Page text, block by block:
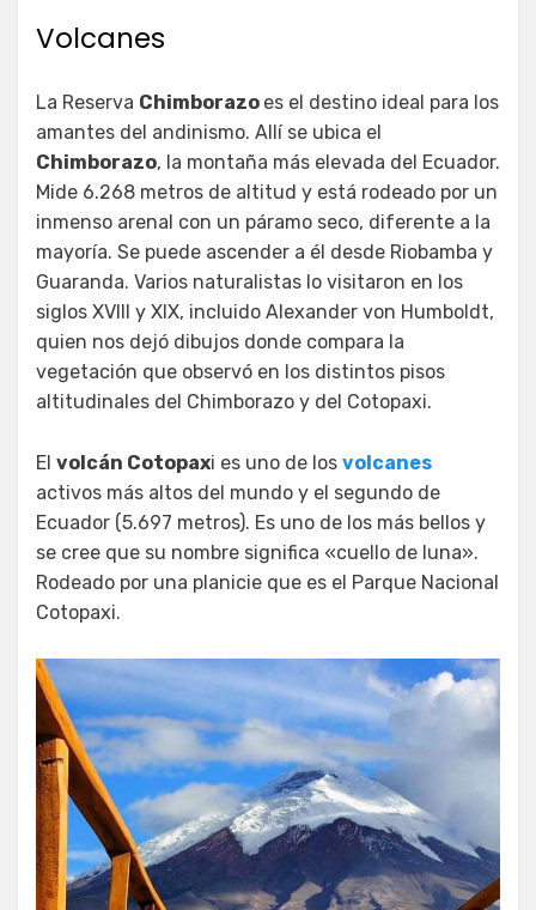
Volcanes
La Reserva Chimborazo es el destino ideal para los
amantes del andinismo. Allí se ubica el
Chimborazo, la montaña más elevada del Ecuador.
Mide 6.268 metros de altitud y está rodeado por un
inmenso arenal con un páramo seco, diferente a la
mayoría. Se puede ascender a él desde Riobamba y
Guaranda. Varios naturalistas lo visitaron en los
siglos XVIII y XIX, incluido Alexander von Humboldt,
quien nos dejó dibujos donde compara la
vegetación que observó en los distintos pisos
altitudinales del Chimborazo y del Cotopaxi.
El volcán Cotopaxi es uno de los volcanes
activos más altos del mundo y el segundo de
Ecuador (5.697 metros). Es uno de los más bellos y
se cree que su nombre significa «cuello de luna».
Rodeado por una planicie que es el Parque Nacional
Cotopaxi.